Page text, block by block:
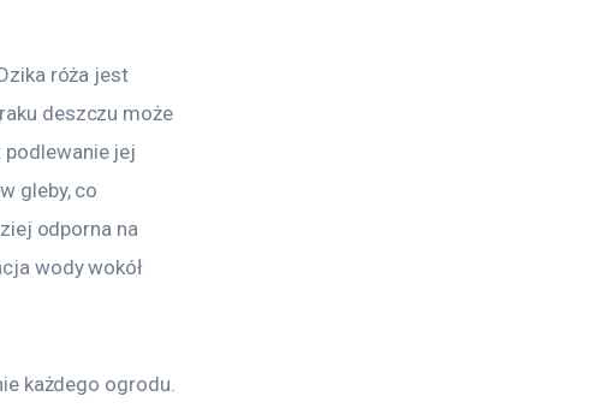
róża jest
deszczu może
jej
gleby, co
odporna na
wody wokół
każdego ogrodu.